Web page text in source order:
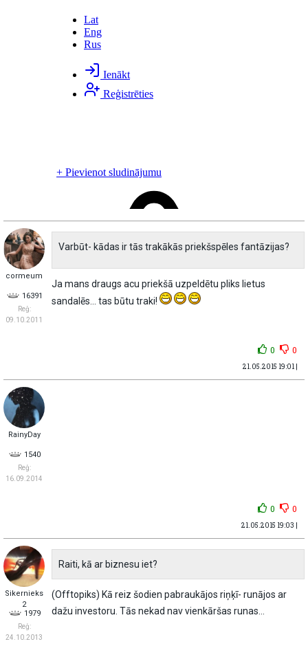
cormeum
16391
Reģ:
09.10.2011
Varbūt- kādas ir tās trakākās priekšspēles fantāzijas?
Ja mans draugs acu priekšā uzpeldētu pliks lietus
sandalēs... tas būtu traki!
0 0
21.05.2015 19:01 |
RainyDay
1540
Reģ:
16.09.2014
0 0
21.05.2015 19:03 |
Sikernieks
2
1979
Reģ:
24.10.2013
Raiti, kā ar biznesu iet?
(Offtopiks) Kā reiz šodien pabraukājos riņķī- runājos ar
dažu investoru. Tās nekad nav vienkāršas runas...